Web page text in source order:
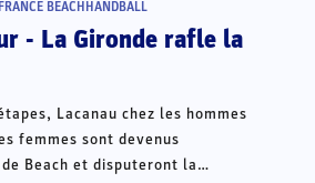
BEACHHANDBALL
- La Gironde rafle la
Lacanau chez les hommes
femmes sont devenus
Beach et disputeront la